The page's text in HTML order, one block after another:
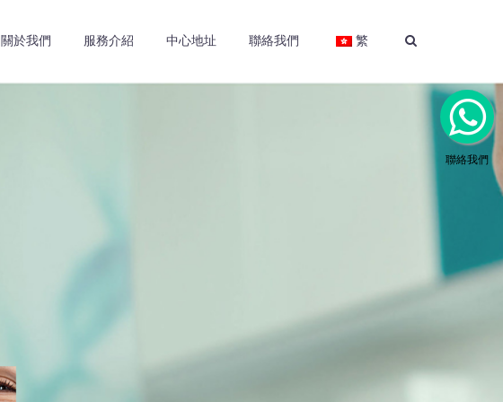
關於我們 服務介紹 中心地址 聯絡我們 繁
聯絡我們